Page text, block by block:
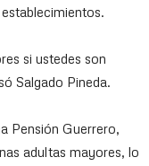
si ustedes son
Salgado Pineda.
Pensión Guerrero,
adultas mayores, lo